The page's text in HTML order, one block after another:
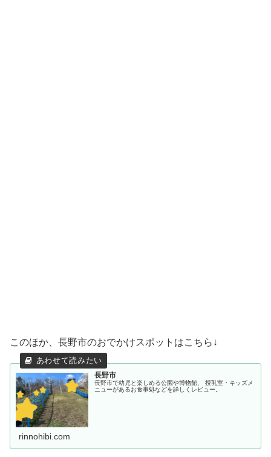
このほか、長野市のおでかけスポットはこちら↓
長野市
長野市で幼児と楽しめる公園や博物館、 授乳室・キッズメ
ニューがあるお食事処などを詳しくレビュー。
rinnohibi.com